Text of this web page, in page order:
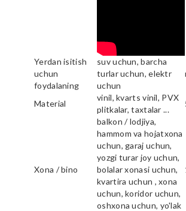
Yerdan isitish
uchun
foydalaning
suv uchun, barcha
turlar uchun, elektr
uchun
Material
vinil, kvarts vinil, PVX
plitkalar, taxtalar ...
Xona / bino
balkon / lodjiya,
hammom va hojatxona
uchun, garaj uchun,
yozgi turar joy uchun,
bolalar xonasi uchun,
kvartira uchun , xona
uchun, koridor uchun,
oshxona uchun, yo'lak